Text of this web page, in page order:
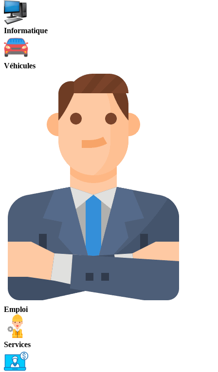
Informatique
Véhicules
Emploi
Services